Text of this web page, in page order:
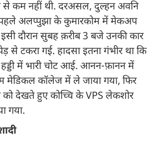
से कम नहीं थी. दरअसल, दुल्हन अवनि
अलप्पुझा के कुमारकोम में मेकअप
इसी दौरान सुबह क़रीब 3 बजे उनकी कार
से टकरा गई. हादसा इतना गंभीर था कि
में भारी चोट आई. आनन-फ़ानन में
मेडिकल कॉलेज में ले जाया गया, फिर
को देखते हुए कोच्चि के VPS लेकशोर
गया.